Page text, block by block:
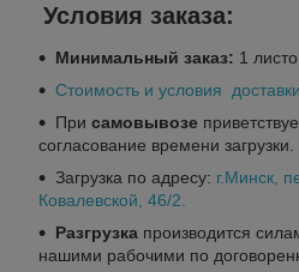
Условия заказа:
Минимальный заказ: 1
Стоимость и условия
При самовывозе
согласование времени загрузки.
Загрузка по адресу: г.Минск,
Ковалевской, 46/2.
Разгрузка производится
нашими рабочими по